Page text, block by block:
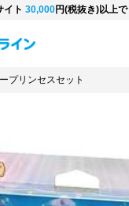
イト 30,000円(税抜き)以上で
プリンセスセット